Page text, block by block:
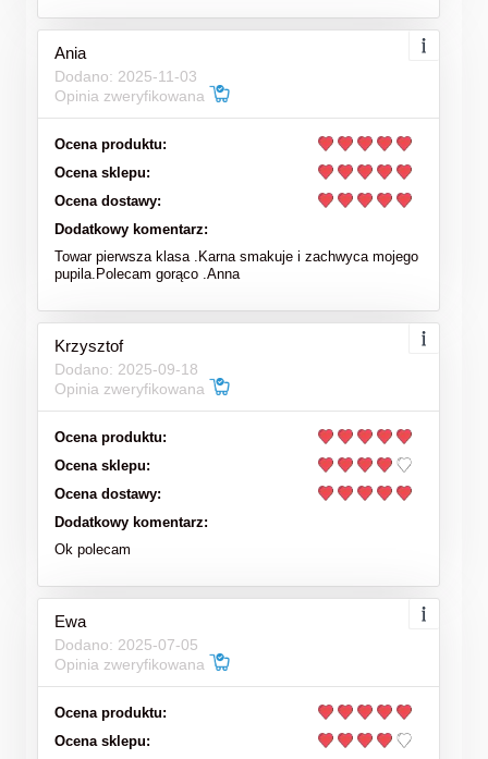
Ania
Dodano: 2025-11-03
Opinia zweryfikowana
Ocena produktu:
Ocena sklepu:
Ocena dostawy:
Dodatkowy komentarz:
Towar pierwsza klasa .Karna smakuje i zachwyca mojego
pupila.Polecam gorąco .Anna
Krzysztof
Dodano: 2025-09-18
Opinia zweryfikowana
Ocena produktu:
Ocena sklepu:
Ocena dostawy:
Dodatkowy komentarz:
Ok polecam
Ewa
Dodano: 2025-07-05
Opinia zweryfikowana
Ocena produktu:
Ocena sklepu: